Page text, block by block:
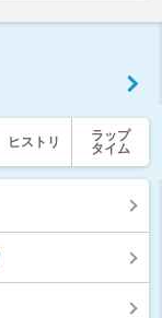
ヒストリ
ラップ
タイム